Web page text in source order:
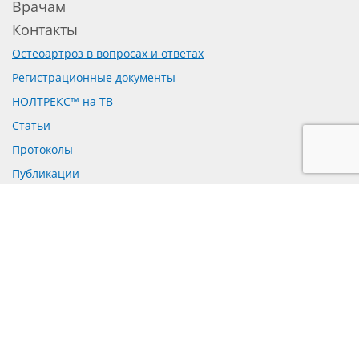
Врачам
Контакты
Остеоартроз в вопросах и ответах
Регистрационные документы
НОЛТРЕКС™ на ТВ
Статьи
Протоколы
Публикации